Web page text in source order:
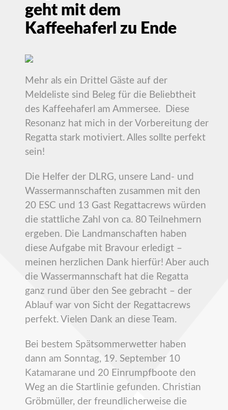
geht mit dem
Kaffeehaferl zu Ende
Mehr als ein Drittel Gäste auf der
Meldeliste sind Beleg für die Beliebtheit
des Kaffeehaferl am Ammersee. Diese
Resonanz hat mich in der Vorbereitung der
Regatta stark motiviert. Alles sollte perfekt
sein!
Die Helfer der DLRG, unsere Land- und
Wassermannschaften zusammen mit den
20 ESC und 13 Gast Regattacrews würden
die stattliche Zahl von ca. 80 Teilnehmern
ergeben. Die Landmanschaften haben
diese Aufgabe mit Bravour erledigt –
meinen herzlichen Dank hierfür! Aber auch
die Wassermannschaft hat die Regatta
ganz rund über den See gebracht – der
Ablauf war von Sicht der Regattacrews
perfekt. Vielen Dank an diese Team.
Bei bestem Spätsommerwetter haben
dann am Sonntag, 19. September 10
Katamarane und 20 Einrumpfboote den
Weg an die Startlinie gefunden. Christian
Gröbmüller, der freundlicherweise die